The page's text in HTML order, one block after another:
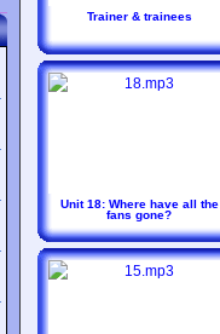
Trainer & trainees
Unit 18: Where have all the
fans gone?